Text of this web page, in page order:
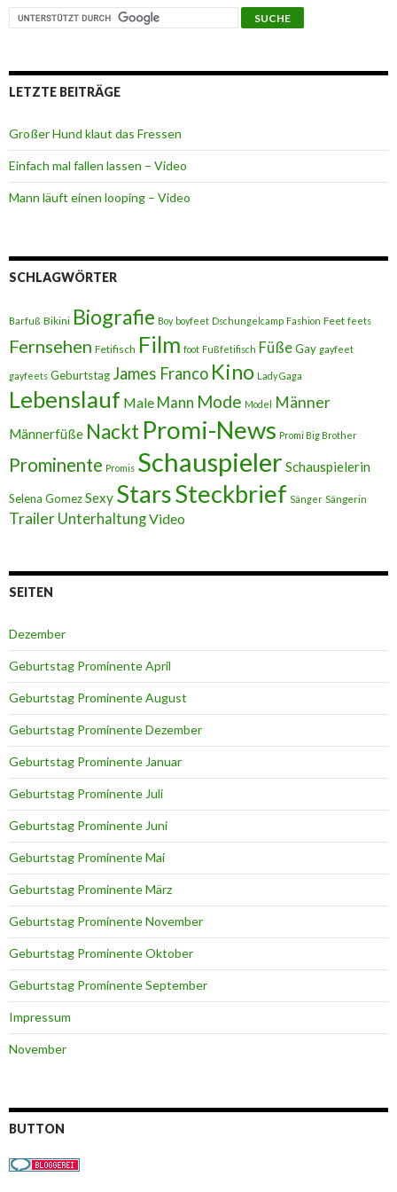
LETZTE BEITRÄGE
Großer Hund klaut das Fressen
Einfach mal fallen lassen – Video
Mann läuft einen looping – Video
SCHLAGWÖRTER
Barfuß Bikini Biografie Boy boyfeet Dschungelcamp Fashion Feet feets
Fernsehen Fetifisch Film foot Fußfetifisch FüßeGay gayfeet
gayfeets Geburtstag James Franco Kino Lady Gaga
Lebenslauf Male Mann Mode Model Männer
Männerfüße Nackt Promi-News Promi Big Brother
Prominente Promis Schauspieler Schauspielerin
Selena GomezSexy StarsSteckbrief Sänger Sängerin
Trailer UnterhaltungVideo
SEITEN
Dezember
Geburtstag Prominente April
Geburtstag Prominente August
Geburtstag Prominente Dezember
Geburtstag Prominente Januar
Geburtstag Prominente Juli
Geburtstag Prominente Juni
Geburtstag Prominente Mai
Geburtstag Prominente März
Geburtstag Prominente November
Geburtstag Prominente Oktober
Geburtstag Prominente September
Impressum
November
BUTTON